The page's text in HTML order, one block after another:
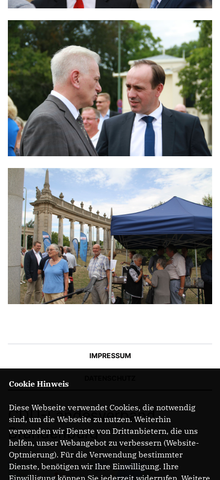
IMPRESSUM
CDU-Landesverband
Brandenburg
Cookie Hinweis
Diese Webseite verwendet Cookies, die notwendig
sind, um die Webseite zu nutzen. Weiterhin
verwenden wir Dienste von Drittanbietern, die uns
helfen, unser Webangebot zu verbessern (Website-
Optmierung). Für die Verwendung bestimmter
Dienste, benötigen wir Ihre Einwilligung. Ihre
Einwilligung können Sie jederzeit widerrufen. Weitere